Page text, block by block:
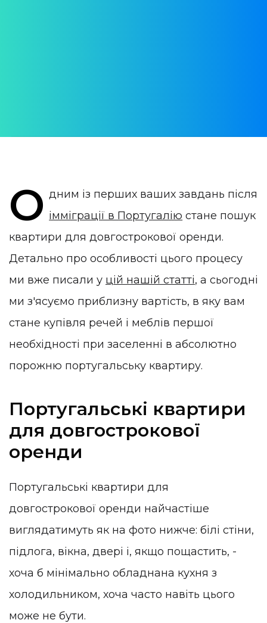
14 September 2022
О дним із перших ваших завдань після
імміграції в Португалію стане пошук
квартири для довгострокової оренди.
Детально про особливості цього процесу
ми вже писали у цій нашій статті, а сьогодні
ми з'ясуємо приблизну вартість, в яку вам
стане купівля речей і меблів першої
необхідності при заселенні в абсолютно
порожню португальську квартиру.
Португальські квартири
для довгострокової
оренди
Португальські квартири для
довгострокової оренди найчастіше
виглядатимуть як на фото нижче: білі стіни,
підлога, вікна, двері і, якщо пощастить, -
хоча б мінімально обладнана кухня з
холодильником, хоча часто навіть цього
може не бути.